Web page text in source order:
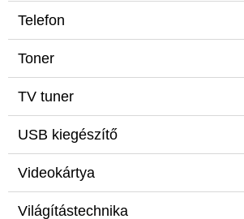
Telefon
Toner
TV tuner
USB kiegészítő
Videokártya
Világítástechnika